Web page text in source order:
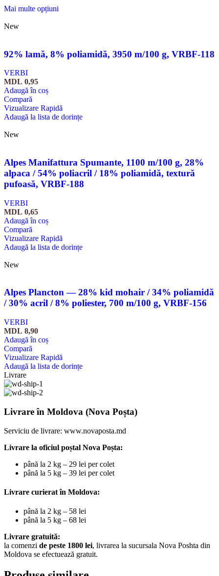
Mai multe opțiuni
New
92% lamă, 8% poliamidă, 3950 m/100 g, VRBF-118
VERBI
MDL 0,95
Adaugă în coș
Compară
Vizualizare Rapidă
Adaugă la lista de dorințe
New
Alpes Manifattura Spumante, 1100 m/100 g, 28%
alpaca / 54% poliacril / 18% poliamidă, textură
pufoasă, VRBF-188
VERBI
MDL 0,65
Adaugă în coș
Compară
Vizualizare Rapidă
Adaugă la lista de dorințe
New
Alpes Plancton — 28% kid mohair / 34% poliamidă
/ 30% acril / 8% poliester, 700 m/100 g, VRBF-156
VERBI
MDL 8,90
Adaugă în coș
Compară
Vizualizare Rapidă
Adaugă la lista de dorințe
Livrare
Livrare în Moldova (Nova Poșta)
Serviciu de livrare: www.novaposta.md
Livrare la oficiul poștal Nova Poșta:
până la 2 kg – 29 lei per colet
până la 5 kg – 39 lei per colet
Livrare curierat în Moldova:
până la 2 kg – 58 lei
până la 5 kg – 68 lei
Livrare gratuită:
la comenzi de peste 1800 lei, livrarea la sucursala Nova Poshta din
Moldova se efectuează gratuit.